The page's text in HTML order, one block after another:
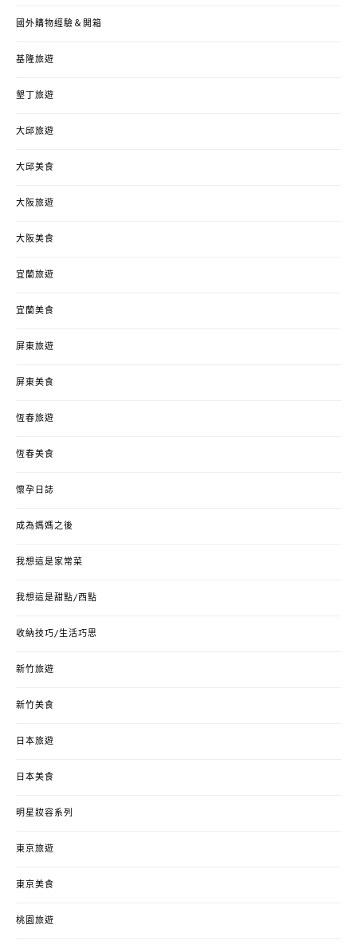
國外購物經驗＆開箱
基隆旅遊
墾丁旅遊
大邱旅遊
大邱美食
大阪旅遊
大阪美食
宜蘭旅遊
宜蘭美食
屏東旅遊
屏東美食
恆春旅遊
恆春美食
懷孕日誌
成為媽媽之後
我想這是家常菜
我想這是甜點/西點
收納技巧/生活巧思
新竹旅遊
新竹美食
日本旅遊
日本美食
明星妝容系列
東京旅遊
東京美食
桃園旅遊